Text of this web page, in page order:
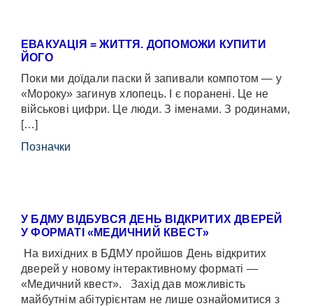
ЕВАКУАЦІЯ = ЖИТТЯ. ДОПОМОЖИ КУПИТИ
ЙОГО
Поки ми доїдали паски й запивали компотом — у
«Мороку» загинув хлопець. І є поранені. Це не
військові цифри. Це люди. З іменами. З родинами,
[…]
Позначки
У БДМУ ВІДБУВСЯ ДЕНЬ ВІДКРИТИХ ДВЕРЕЙ
У ФОРМАТІ «МЕДИЧНИЙ КВЕСТ»
На вихідних в БДМУ пройшов День відкритих
дверей у новому інтерактивному форматі —
«Медичний квест». Захід дав можливість
майбутнім абітурієнтам не лише ознайомитися з